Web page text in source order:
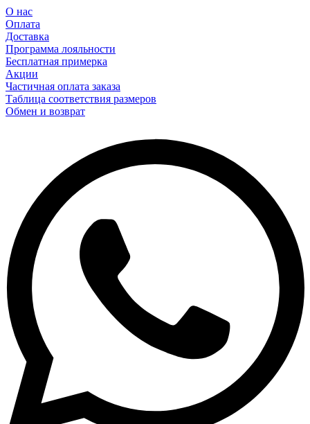
О нас
Оплата
Доставка
Программа лояльности
Бесплатная примерка
Акции
Частичная оплата заказа
Таблица соответствия размеров
Обмен и возврат